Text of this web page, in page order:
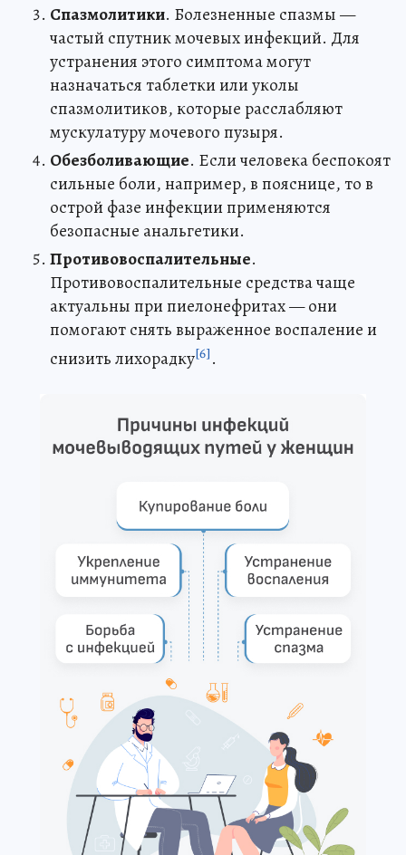
Спазмолитики. Болезненные спазмы —
частый спутник мочевых инфекций. Для
устранения этого симптома могут
назначаться таблетки или уколы
спазмолитиков, которые расслабляют
мускулатуру мочевого пузыря.
Обезболивающие. Если человека беспокоят
сильные боли, например, в пояснице, то в
острой фазе инфекции применяются
безопасные анальгетики.
Противовоспалительные.
Противовоспалительные средства чаще
актуальны при пиелонефритах — они
помогают снять выраженное воспаление и
снизить лихорадку[6].